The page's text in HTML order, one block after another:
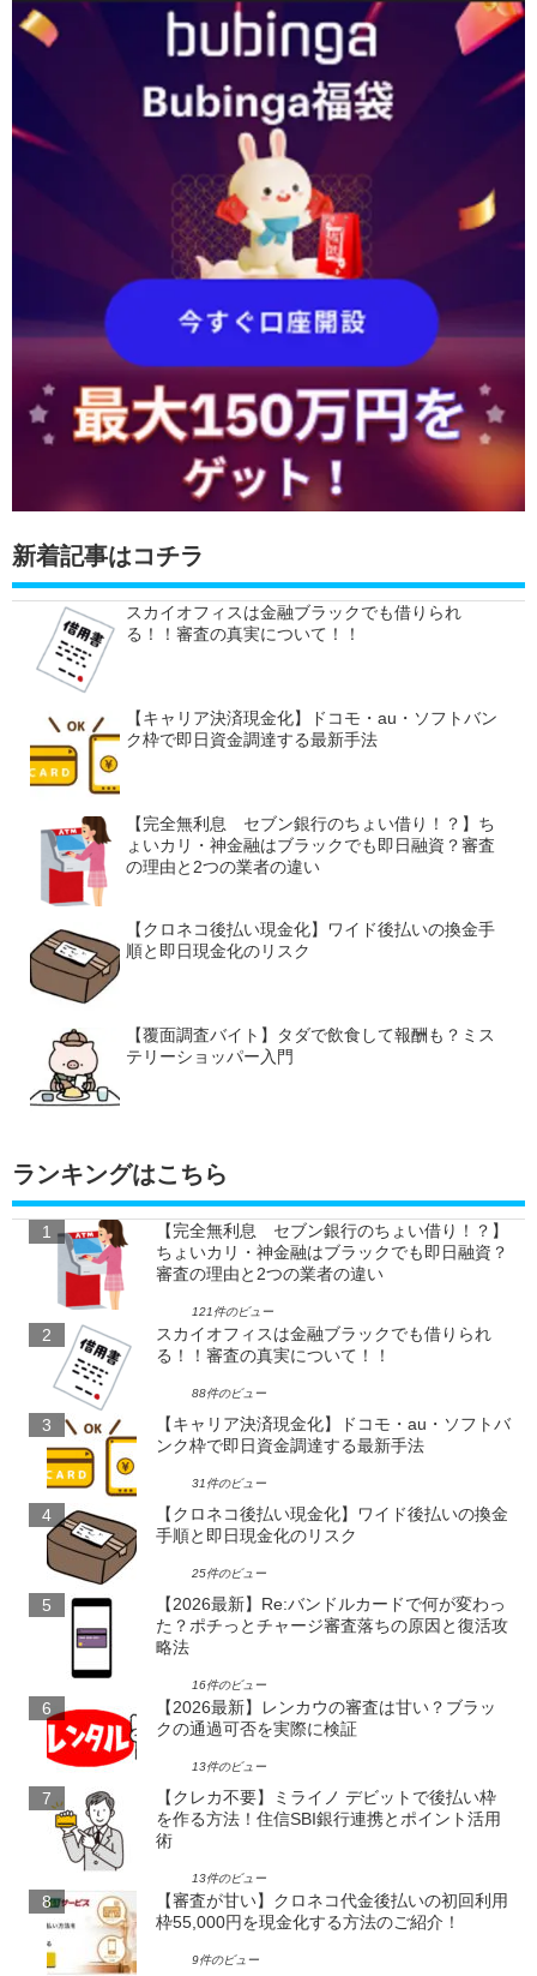
新着記事はコチラ
スカイオフィスは金融ブラックでも借りられ
る！！審査の真実について！！
【キャリア決済現金化】ドコモ・au・ソフトバン
ク枠で即日資金調達する最新手法
【完全無利息 セブン銀行のちょい借り！？】ち
ょいカリ・神金融はブラックでも即日融資？審査
の理由と2つの業者の違い
【クロネコ後払い現金化】ワイド後払いの換金手
順と即日現金化のリスク
【覆面調査バイト】タダで飲食して報酬も？ミス
テリーショッパー入門
ランキングはこちら
【完全無利息 セブン銀行のちょい借り！？】
ちょいカリ・神金融はブラックでも即日融資？
審査の理由と2つの業者の違い
121件のビュー
スカイオフィスは金融ブラックでも借りられ
る！！審査の真実について！！
88件のビュー
【キャリア決済現金化】ドコモ・au・ソフトバ
ンク枠で即日資金調達する最新手法
31件のビュー
【クロネコ後払い現金化】ワイド後払いの換金
手順と即日現金化のリスク
25件のビュー
【2026最新】Re:バンドルカードで何が変わっ
た？ポチっとチャージ審査落ちの原因と復活攻
略法
16件のビュー
【2026最新】レンカウの審査は甘い？ブラッ
クの通過可否を実際に検証
13件のビュー
【クレカ不要】ミライノ デビットで後払い枠
を作る方法！住信SBI銀行連携とポイント活用
術
13件のビュー
【審査が甘い】クロネコ代金後払いの初回利用
枠55,000円を現金化する方法のご紹介！
9件のビュー